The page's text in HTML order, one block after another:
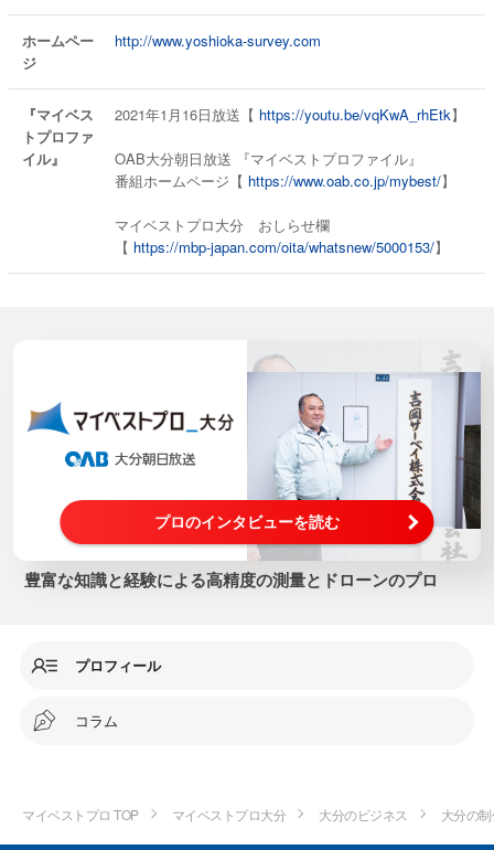
ホームペー
ジ
http://www.yoshioka-survey.com
『マイベス
トプロファ
イル』
2021年1月16日放送【 https://youtu.be/vqKwA_rhEtk】
OAB大分朝日放送 『マイベストプロファイル』
番組ホームページ【 https://www.oab.co.jp/mybest/】
マイベストプロ大分 おしらせ欄
【 https://mbp-japan.com/oita/whatsnew/5000153/】
プロのインタビューを読む
豊富な知識と経験による高精度の測量とドローンのプロ
プロフィール
コラム
マイベストプロ TOP マイベストプロ大分 大分のビジネス 大分の